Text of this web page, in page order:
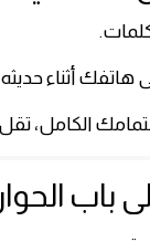
هاتفك أثناء
الكامل، تقل